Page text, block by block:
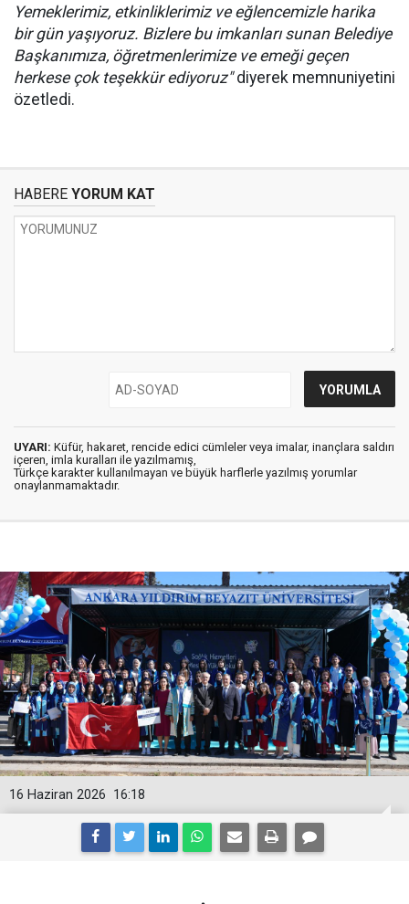
Yemeklerimiz, etkinliklerimiz ve eğlencemizle harika
bir gün yaşıyoruz. Bizlere bu imkanları sunan Belediye
Başkanımıza, öğretmenlerimize ve emeği geçen
herkese çok teşekkür ediyoruz"diyerek memnuniyetini
özetledi.
HABERE YORUM KAT
UYARI: Küfür, hakaret, rencide edici cümleler veya imalar, inançlara saldırı
içeren, imla kuralları ile yazılmamış,
Türkçe karakter kullanılmayan ve büyük harflerle yazılmış yorumlar
onaylanmamaktadır.
16:18
16 Haziran 2026